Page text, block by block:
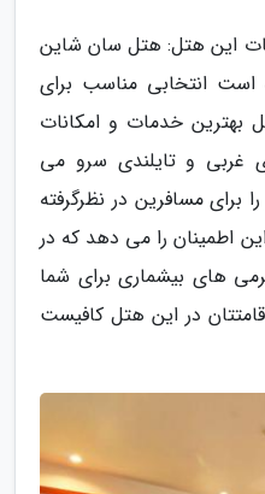
این هتل: هتل سان شاین
است انتخابی مناسب برای
بهترین خدمات و امکانات
غربی و تایلندی سرو می
برای مسافرین در نظرگرفته
اطمینان را می دهد که در
های بیشماری برای شما
در این هتل کافیست